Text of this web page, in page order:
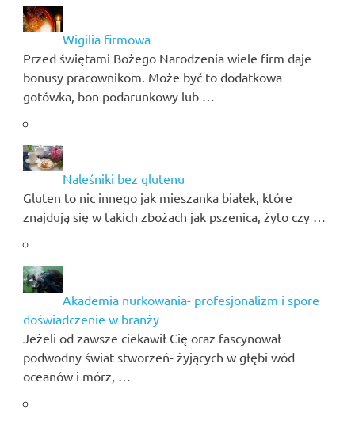
Wigilia firmowa
Przed świętami Bożego Narodzenia wiele firm daje
bonusy pracownikom. Może być to dodatkowa
gotówka, bon podarunkowy lub …
Naleśniki bez glutenu
Gluten to nic innego jak mieszanka białek, które
znajdują się w takich zbożach jak pszenica, żyto czy …
Akademia nurkowania- profesjonalizm i spore
doświadczenie w branży
Jeżeli od zawsze ciekawił Cię oraz fascynował
podwodny świat stworzeń- żyjących w głębi wód
oceanów i mórz, …